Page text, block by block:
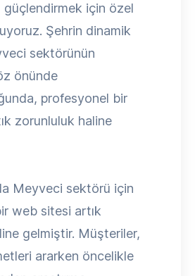
güçlendirmek için özel
Şehrin dinamik
sektörünün
önünde
profesyonel bir
zorunluluk haline
Meyveci sektörü için
web sitesi artık
gelmiştir. Müşteriler,
ararken öncelikle